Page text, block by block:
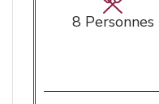
8 Personnes